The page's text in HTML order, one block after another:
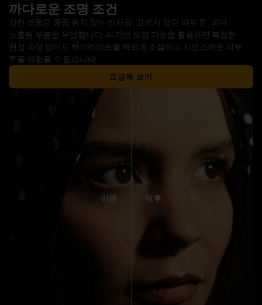
이전 이후
까다로운 조명 조건
강한 조명은 종종 원치 않는 반사광, 고르지 않은 피부 톤, 과다
노출된 부분을 유발합니다. AI 기반 보정 기능을 활용하면 복잡한
편집 과정 없이도 하이라이트를 빠르게 조절하고 자연스러운 피부
톤을 되찾을 수 있습니다.
요금제 보기